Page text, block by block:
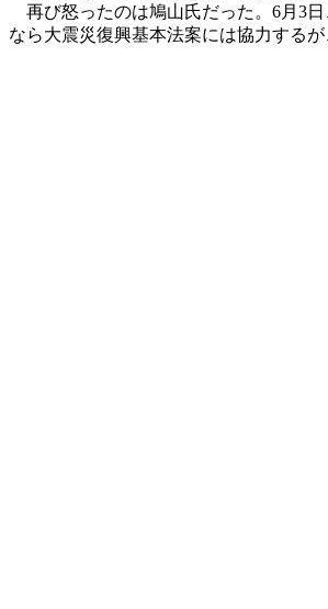
再び怒ったのは鳩山氏だった。6月3
なら大震災復興基本法案には協力する